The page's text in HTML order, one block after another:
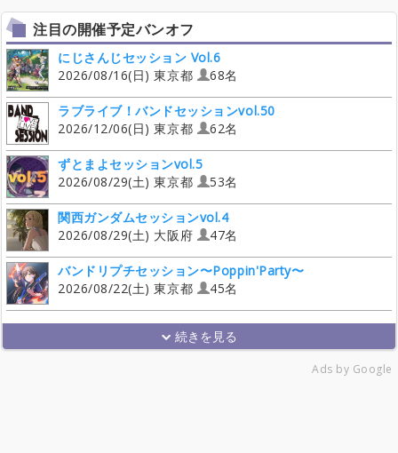
注目の開催予定バンオフ
にじさんじセッション Vol.6
2026/08/16(日) 東京都
68名
ラブライブ！バンドセッションvol.50
2026/12/06(日) 東京都
62名
ずとまよセッションvol.5
2026/08/29(土) 東京都
53名
関西ガンダムセッションvol.4
2026/08/29(土) 大阪府
47名
バンドリプチセッション〜Poppin'Party〜
2026/08/22(土) 東京都
45名
Ads by Google